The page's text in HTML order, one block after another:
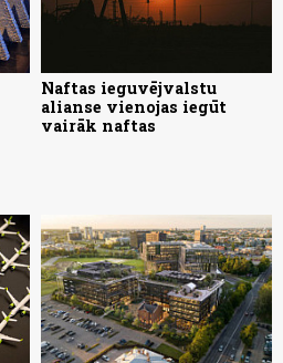
Naftas ieguvējvalstu
alianse vienojas iegūt
vairāk naftas